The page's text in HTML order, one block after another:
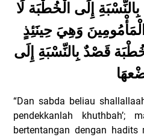
إِلَى الْخُطْبَة لَا
وَهِيَ حِينَئِذٍ
قَصْدٌ بِالنِّسْبَةِ إِلَى
“Dan sabda beliau
pendekkanlah khuthbah’;
bertentangan dengan